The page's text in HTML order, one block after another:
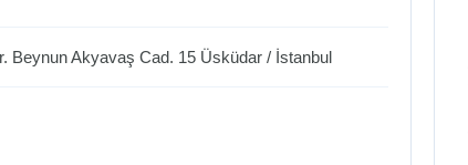
Beynun Akyavaş Cad. 15 Üsküdar / İstanbul